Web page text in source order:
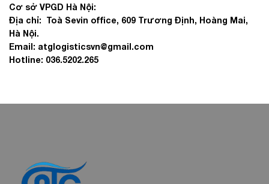
Cơ sở VPGD Hà Nội:
Địa chỉ: Toà Sevin office, 609 Trương Định, Hoàng Mai,
Hà Nội.
Email: atglogisticsvn@gmail.com
Hotline: 036.5202.265